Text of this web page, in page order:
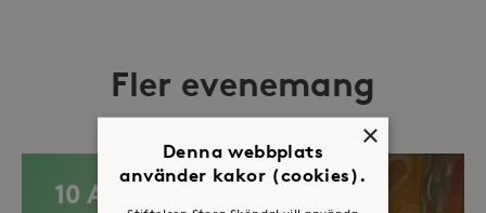
Fler evenemang
10 AUG
×
Denna webbplats
använder kakor (cookies).